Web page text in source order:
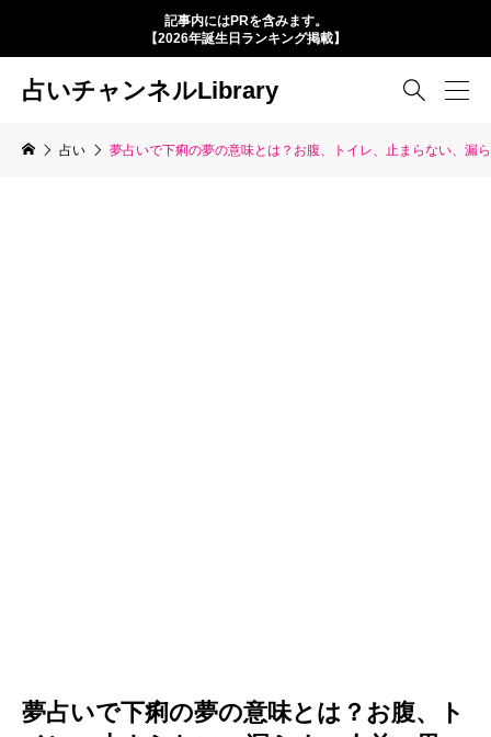
記事内にはPRを含みます。
【2026年誕生日ランキング掲載】
占いチャンネルLibrary 
占い 夢占いで下痢の夢の意味とは？お腹、トイレ、止まらない、漏
夢占いで下痢の夢の意味とは？お腹、ト